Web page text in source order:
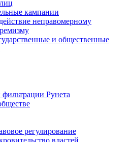
кампании
неправомерному
и общественные
Рунета
регулирование